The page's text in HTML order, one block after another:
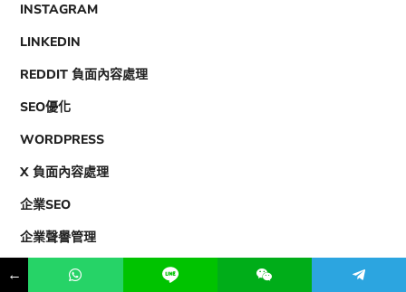
INSTAGRAM
LINKEDIN
REDDIT 負面內容處理
SEO優化
WORDPRESS
X 負面內容處理
企業SEO
企業聲譽管理
個人聲譽管理
←